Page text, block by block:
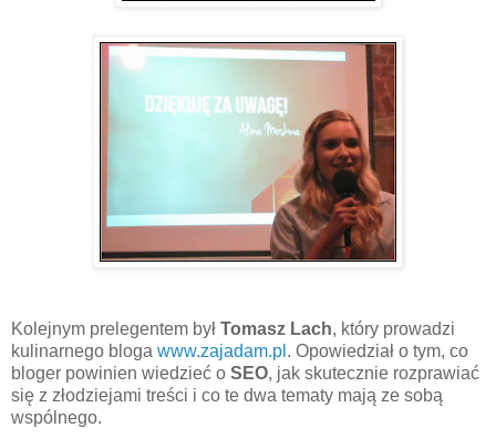
Kolejnym prelegentem był Tomasz Lach, który prowadzi
kulinarnego bloga www.zajadam.pl . Opowiedział o tym, co
bloger powinien wiedzieć o SEO, jak skutecznie rozprawiać
się z złodziejami treści i co te dwa tematy mają ze sobą
wspólnego.